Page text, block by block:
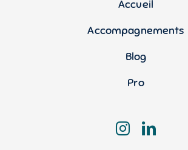
Accueil
Accompagnements
Blog
Pro